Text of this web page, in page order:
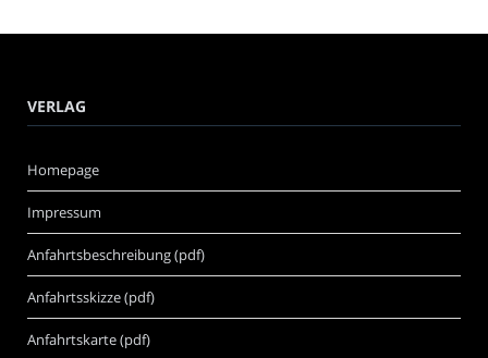
VERLAG
Homepage
Impressum
Anfahrtsbeschreibung (pdf)
Anfahrtsskizze (pdf)
Anfahrtskarte (pdf)